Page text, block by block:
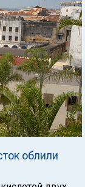
облили